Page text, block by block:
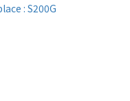
: S200G